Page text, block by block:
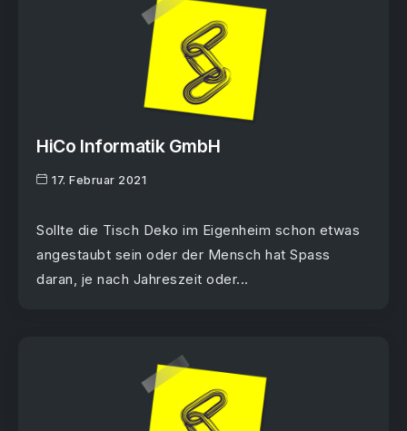
HiCo Informatik GmbH
17. Februar 2021
Sollte die Tisch Deko im Eigenheim schon etwas
angestaubt sein oder der Mensch hat Spass
daran, je nach Jahreszeit oder...